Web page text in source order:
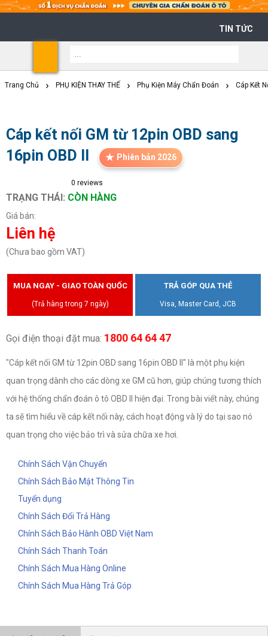
TIN TỨC
Trang Chủ PHỤ KIỆN THAY THẾ Phụ Kiện Máy Chẩn Đoán Cáp Kết
Cáp kết nối GM từ 12pin OBD sang
16pin OBD II
Phiên bản 2026
0 reviews
TRẠNG THÁI: CÒN HÀNG
Giá bán:
Liên hệ
(Chưa bao gồm VAT)
MUA NGAY - GIAO TOÀN QUỐC
(Trả hàng trong 7 ngày)
TRẢ GÓP QUA THẺ
Visa, Master Card, JCB
Gọi điện thoại đặt mua: 1800 64 64 47
"Cáp kết nối GM từ 12pin OBD sang 16pin OBD II" là một phụ kiện
quan trọng dành cho các dòng xe GM cũ hơn, giúp chúng tương thích
với hệ thống chẩn đoán ô tô OBD II hiện đại. Trong bài viết này, chúng
ta sẽ tìm hiểu về cáp kết nối này, cách hoạt động và lý do tại sao nó
quan trọng cho việc bảo trì và sửa chữa xe hơi.
Chính Sách Vận Chuyển
Chính Sách Bảo Mật Thông Tin
Tuyển dụng
Chính Sách Đổi Trả Hàng
Chính Sách Bảo Hành OBD Việt Nam
Chính Sách Thanh Toán
Chính Sách Mua Hàng Online
Chính Sách Mua Hàng Trả Góp